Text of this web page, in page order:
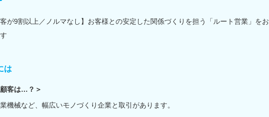
客が9割以上／ノルマなし】お客様との安定した関係づくりを担う「ルート営業」をお
は
客は…？＞
機械など、幅広いモノづくり企業と取引があります。